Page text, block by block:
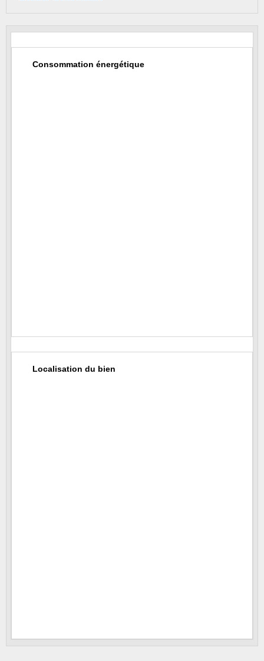
Consommation énergétique
Localisation du bien